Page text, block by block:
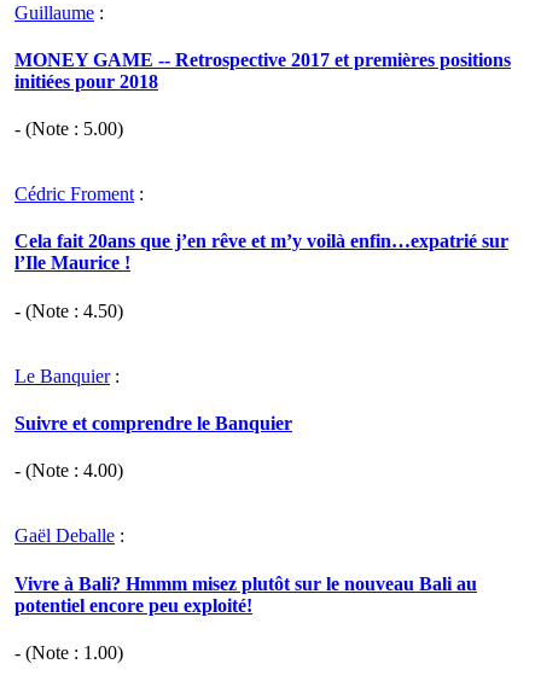
Guillaume :
MONEY GAME -- Retrospective 2017 et premières positions
initiées pour 2018
- (Note : 5.00)
Cédric Froment :
Cela fait 20ans que j’en rêve et m’y voilà enfin…expatrié sur
l’Ile Maurice !
- (Note : 4.50)
Le Banquier:
Suivre et comprendre le Banquier
- (Note : 4.00)
Gaël Deballe :
Vivre à Bali? Hmmm misez plutôt sur le nouveau Bali au
potentiel encore peu exploité!
- (Note : 1.00)